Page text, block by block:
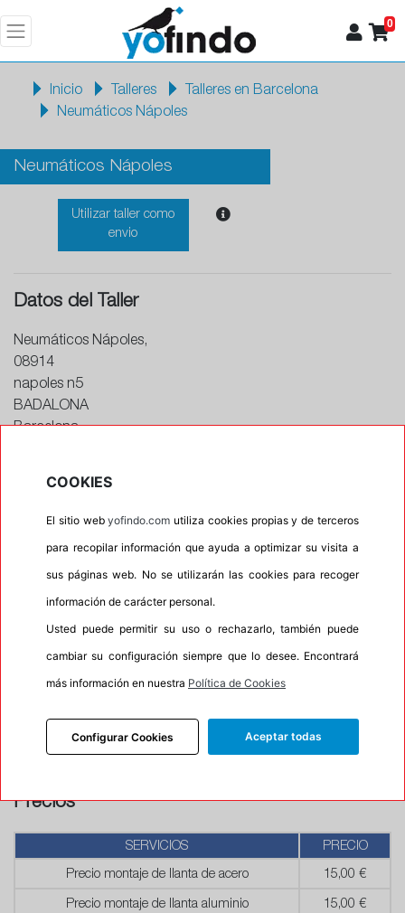
0
Inicio Talleres
Talleres en Barcelona
Neumáticos Nápoles
Neumáticos Nápoles
Utilizar taller como
envio
Datos del Taller
Neumáticos Nápoles,
08914
napoles n5
BADALONA
Barcelona
Horario
Horario de apertura: 00:00
Horario de Cierre: 23:59
Aviso importante:Le recordamos que nuestros
talleres son centros de montaje, no de recogida. Si
neumáticos. En caso contrario su pedido no podrá
Precios
SERVICIOS PRECIO
Precio montaje de llanta de acero 15,00 €
Precio montaje de llanta aluminio 15,00 €
COOKIES
El sitio webyofindo.com utiliza cookies propias y de terceros
para recopilar información que ayuda a optimizar su visita a
sus páginas web. No se utilizarán las cookies para recoger
información de carácter personal.
Usted puede permitir su uso o rechazarlo, también puede
cambiar su configuración siempre que lo desee. Encontrará
más información en nuestra Política de Cookies
Configurar Cookies Aceptar todas